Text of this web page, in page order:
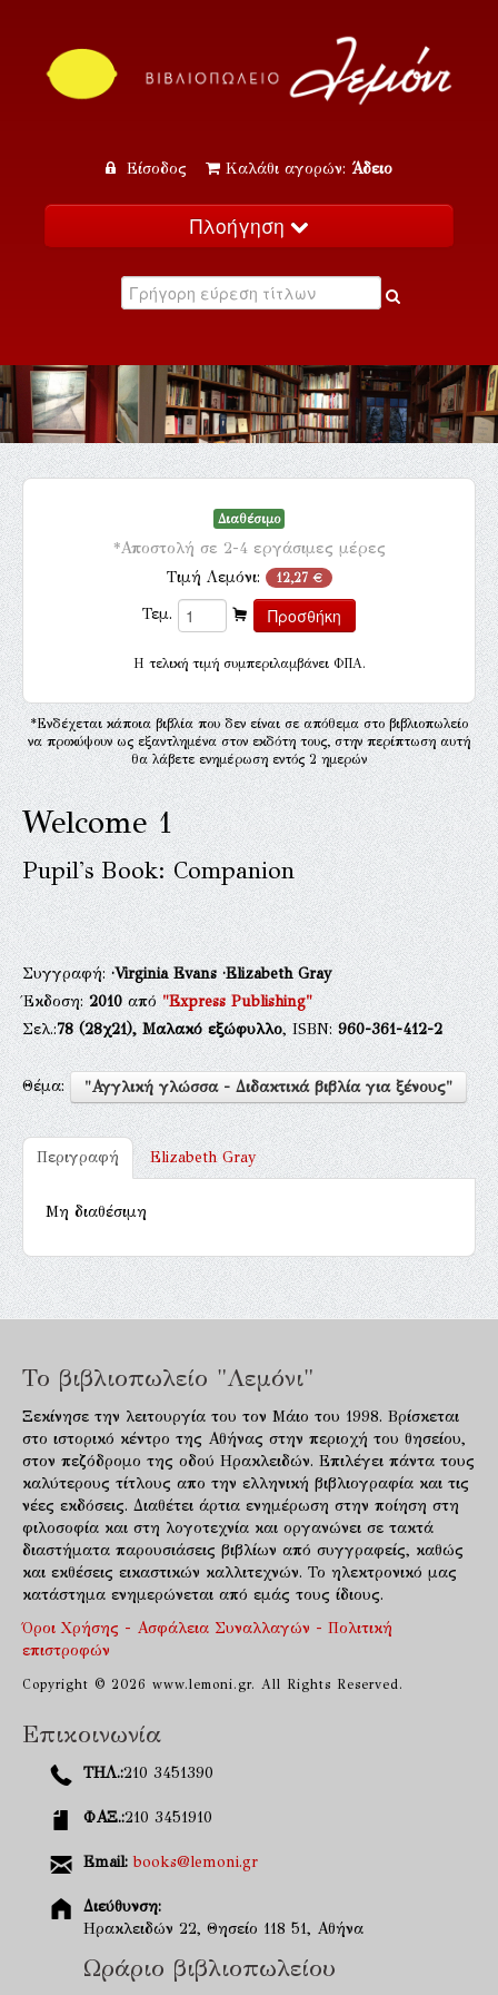
Είσοδος Καλάθι αγορών: Άδειο
Πλοήγηση
Κατάλογος
Εκδηλώσεις
Επικοινωνία
Διαθέσιμο
*Αποστολή σε 2-4 εργάσιμες μέρες
Τιμή Λεμόνι: 12,27 €
Τεμ.
H τελική τιμή συμπεριλαμβάνει ΦΠΑ.
*Ενδέχεται κάποια βιβλία που δεν είναι σε απόθεμα στο βιβλιοπωλείο
να προκύψουν ως εξαντλημένα στον εκδότη τους, στην περίπτωση αυτή
θα λάβετε ενημέρωση εντός 2 ημερών
Welcome 1
Pupil's Book: Companion
Συγγραφή:·Virginia Evans·Elizabeth Gray
Έκδοση:2010από"Express Publishing"
Σελ.:78(28χ21), Μαλακό εξώφυλλο, ISBN:960-361-412-2
Θέμα: "Αγγλική γλώσσα - Διδακτικά βιβλία για ξένους"
Περιγραφή Elizabeth Gray
Μη διαθέσιμη
Το βιβλιοπωλείο "Λεμόνι"
Ξεκίνησε την λειτουργία του τον Μάιο του 1998. Βρίσκεται
στο ιστορικό κέντρο της Αθήνας στην περιοχή του θησείου,
στον πεζόδρομο της οδού Ηρακλειδών. Επιλέγει πάντα τους
καλύτερους τίτλους απο την ελληνική βιβλιογραφία και τις
νέες εκδόσεις. Διαθέτει άρτια ενημέρωση στην ποίηση στη
φιλοσοφία και στη λογοτεχνία και οργανώνει σε τακτά
διαστήματα παρουσιάσεις βιβλίων από συγγραφείς, καθώς
και εκθέσεις εικαστικών καλλιτεχνών. Το ηλεκτρονικό μας
κατάστημα ενημερώνεται από εμάς τους ίδιους.
Όροι Χρήσης - Ασφάλεια Συναλλαγών - Πολιτική
επιστροφών
Copyright © 2026 www.lemoni.gr. All Rights Reserved.
Επικοινωνία
ΤΗΛ.:210 3451390
ΦΑΞ.:210 3451910
Email: books@lemoni.gr
Διεύθυνση:
Ηρακλειδών 22, Θησείο 118 51, Αθήνα
Ωράριο βιβλιοπωλείου